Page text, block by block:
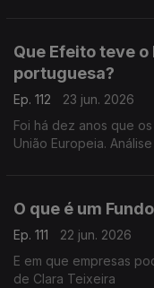
Que Efeito teve
portuguesa?
Ep. 112
23 jun. 2026
Foi há dez anos que os
União Europeia.
O que é um
Ep. 111
22 jun. 2026
E em que empresas
de Clara Teixeira